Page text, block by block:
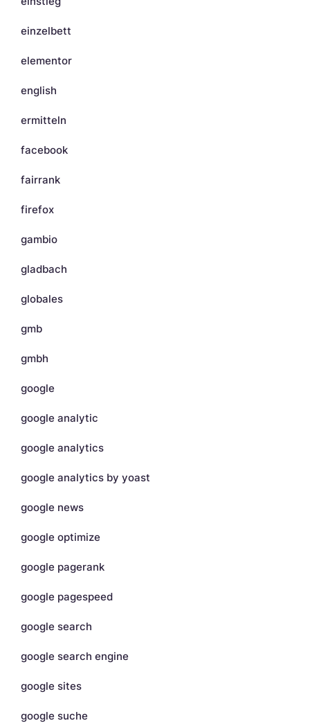
einzelbett
elementor
english
ermitteln
facebook
fairrank
firefox
gambio
gladbach
globales
gmb
gmbh
google
google analytic
google analytics
google analytics by yoast
google news
google optimize
google pagerank
google pagespeed
google search
google search engine
google sites
google suche